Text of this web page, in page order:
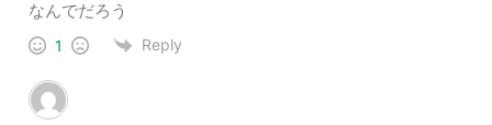
なんでだろう
1 Reply